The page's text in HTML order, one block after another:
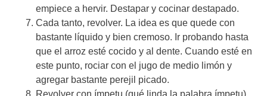
empiece a hervir. Destapar y cocinar destapado.
Cada tanto, revolver. La idea es que quede con
bastante líquido y bien cremoso. Ir probando hasta
que el arroz esté cocido y al dente. Cuando esté en
este punto, rociar con el jugo de medio limón y
agregar bastante perejil picado.
Revolver con ímpetu (qué linda la palabra ímpetu)